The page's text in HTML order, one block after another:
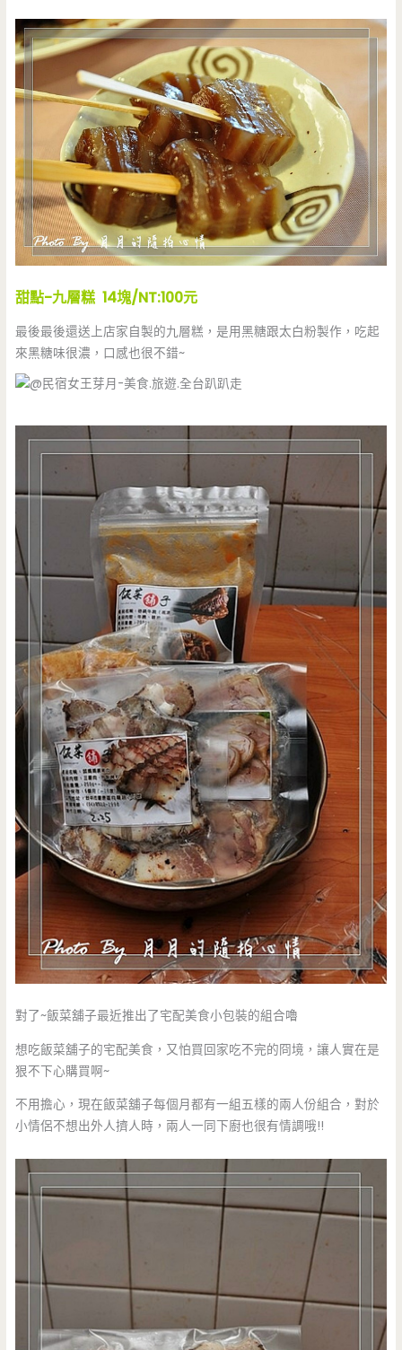
甜點-九層糕 14塊/NT:100元
最後最後還送上店家自製的九層糕，是用黑糖跟太白粉製作，吃起
來黑糖味很濃，口感也很不錯~
對了~飯菜舖子最近推出了宅配美食小包裝的組合嚕
想吃飯菜舖子的宅配美食，又怕買回家吃不完的冏境，讓人實在是
狠不下心購買啊~
不用擔心，現在飯菜舖子每個月都有一組五樣的兩人份組合，對於
小情侶不想出外人擠人時，兩人一同下廚也很有情調哦!!